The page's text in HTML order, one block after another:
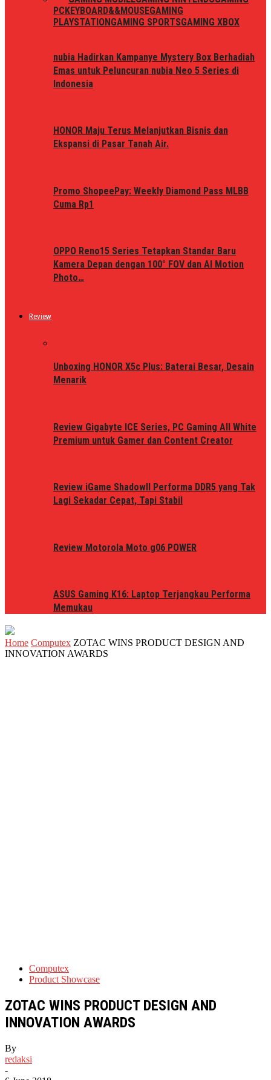
PCKEYBOARD&&MOUSEGAMING
PLAYSTATIONGAMING SPORTSGAMING XBOX
nubia Hadirkan Kampanye Mystery Box Berhadiah
Emas untuk Peluncuran nubia Neo 5 Series di
Indonesia
HONOR Maju Terus Melanjutkan Bisnis dan
Ekspansi di Pasar Tanah Air.
Promo ShopeePay: Weekly Diamond Pass MLBB
Cuma Rp1
OPPO Reno15 Series Tetapkan Standar Baru
Kamera Depan dengan 100° FOV dan AI Motion
Photo…
Review
Unboxing HONOR X5c Plus: Baterai Besar, Desain
Menarik
Review Gigabyte ICE Series, PC Gaming All White
Premium untuk Gamer dan Content Creator
Review iGame ShadowII Performa DDR5 yang Tak
Lagi Sekadar Cepat, Tapi Stabil
Review Motorola Moto g06 POWER
ASUS Gaming K16: Laptop Terjangkau Performa
Memukau
Home Computex ZOTAC WINS PRODUCT DESIGN AND
INNOVATION AWARDS
Computex
Product Showcase
ZOTAC WINS PRODUCT DESIGN AND
INNOVATION AWARDS
By
redaksi
-